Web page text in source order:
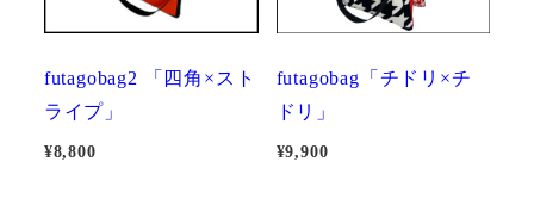
futagobag2 「四角×スト
ライプ」
¥8,800
futagobag「チドリ×チ
ドリ」
¥9,900